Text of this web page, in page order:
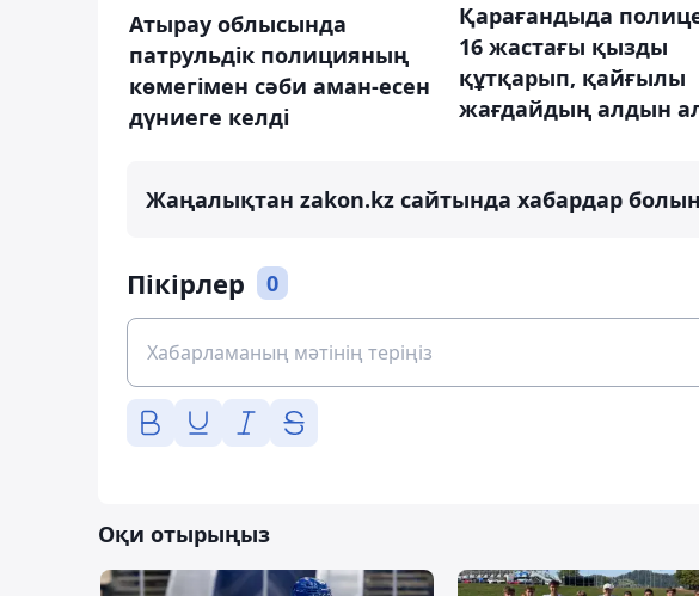
Атырау облысында
патрульдік полицияның
көмегімен сәби аман-есен
дүниеге келді
Қарағандыда
16 жастағы қызды
құтқарып, қайғылы
жағдайдың алдын
Жаңалықтан zakon.kz сайтында хабардар
Пікірлер 0
Оқи отырыңыз